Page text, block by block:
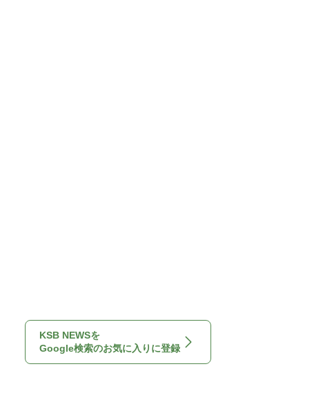
KSB NEWSを
Google検索のお気に入りに登録